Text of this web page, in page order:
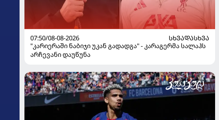
07:50/08-08-2026
ᲡᲮᲕᲐᲓᲐᲡᲮᲕᲐ
"კარიერაში ნაბიჯი უკან გადადგა" - კარაგერმა სალაჰს
არჩევანი დაუწუნა